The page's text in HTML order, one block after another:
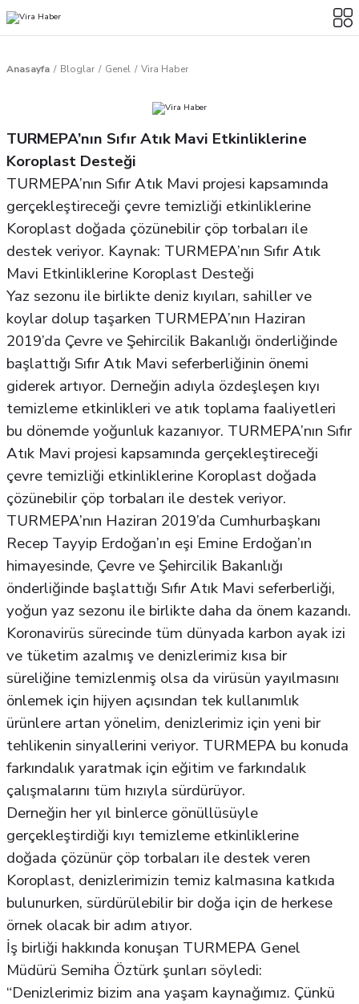
Anasayfa Bloglar Genel Vira Haber
TURMEPA’nın Sıfır Atık Mavi Etkinliklerine
Koroplast Desteği
TURMEPA’nın Sıfır Atık Mavi projesi kapsamında
gerçekleştireceği çevre temizliği etkinliklerine
Koroplast doğada çözünebilir çöp torbaları ile
destek veriyor. Kaynak: TURMEPA’nın Sıfır Atık
Mavi Etkinliklerine Koroplast Desteği
Yaz sezonu ile birlikte deniz kıyıları, sahiller ve
koylar dolup taşarken TURMEPA’nın Haziran
2019’da Çevre ve Şehircilik Bakanlığı önderliğinde
başlattığı Sıfır Atık Mavi seferberliğinin önemi
giderek artıyor. Derneğin adıyla özdeşleşen kıyı
temizleme etkinlikleri ve atık toplama faaliyetleri
bu dönemde yoğunluk kazanıyor. TURMEPA’nın Sıfır
Atık Mavi projesi kapsamında gerçekleştireceği
çevre temizliği etkinliklerine Koroplast doğada
çözünebilir çöp torbaları ile destek veriyor.
TURMEPA’nın Haziran 2019’da Cumhurbaşkanı
Recep Tayyip Erdoğan’ın eşi Emine Erdoğan’ın
himayesinde, Çevre ve Şehircilik Bakanlığı
önderliğinde başlattığı Sıfır Atık Mavi seferberliği,
yoğun yaz sezonu ile birlikte daha da önem kazandı.
Koronavirüs sürecinde tüm dünyada karbon ayak izi
ve tüketim azalmış ve denizlerimiz kısa bir
süreliğine temizlenmiş olsa da virüsün yayılmasını
önlemek için hijyen açısından tek kullanımlık
ürünlere artan yönelim, denizlerimiz için yeni bir
tehlikenin sinyallerini veriyor. TURMEPA bu konuda
farkındalık yaratmak için eğitim ve farkındalık
çalışmalarını tüm hızıyla sürdürüyor.
Derneğin her yıl binlerce gönüllüsüyle
gerçekleştirdiği kıyı temizleme etkinliklerine
doğada çözünür çöp torbaları ile destek veren
Koroplast, denizlerimizin temiz kalmasına katkıda
bulunurken, sürdürülebilir bir doğa için de herkese
örnek olacak bir adım atıyor.
İş birliği hakkında konuşan TURMEPA Genel
Müdürü Semiha Öztürk şunları söyledi:
“Denizlerimiz bizim ana yaşam kaynağımız. Çünkü